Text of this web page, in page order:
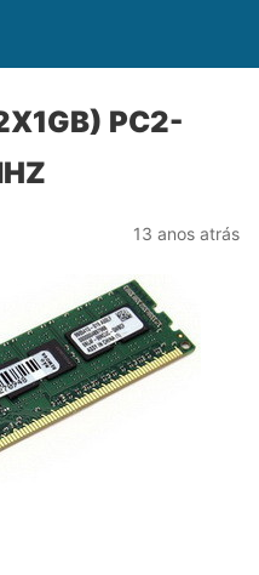
PC2-
13 anos atrás